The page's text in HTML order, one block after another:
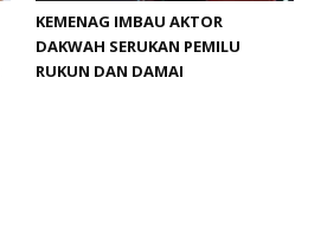
KEMENAG IMBAU AKTOR
DAKWAH SERUKAN PEMILU
RUKUN DAN DAMAI